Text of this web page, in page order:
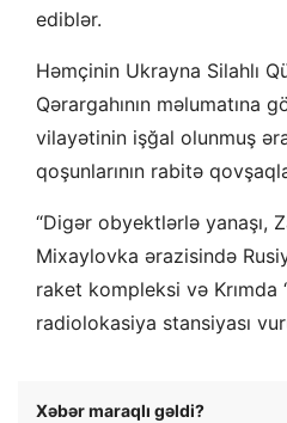
ediblər.
Həmçinin Ukrayna Silahlı
Qərargahının məlumatına
vilayətinin işğal olunmuş
qoşunlarının rabitə
“Digər obyektlərlə yanaşı,
Mixaylovka ərazisində
raket kompleksi və Krımda
radiolokasiya stansiyası
Xəbər maraqlı gəldi?